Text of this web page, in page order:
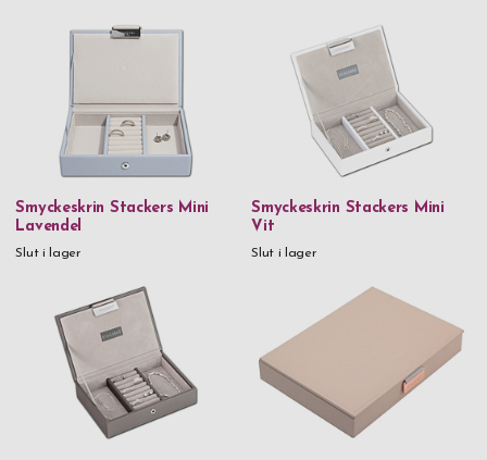
Smyckeskrin Stackers Mini
Lavendel
Slut i lager
Smyckeskrin Stackers Mini
Vit
Slut i lager